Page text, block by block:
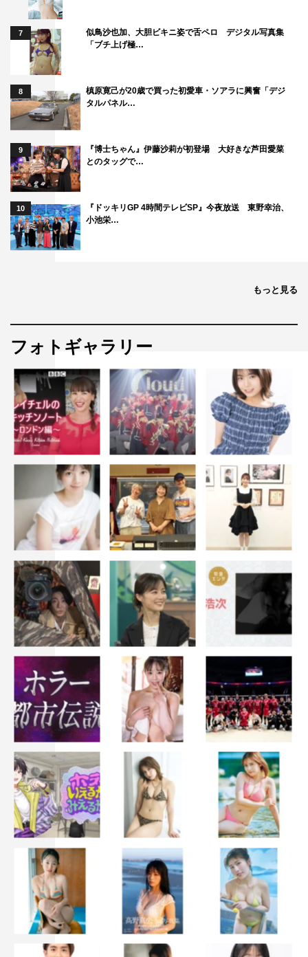
7
似鳥沙也加、大胆ビキニ姿で舌ペロ デジタル写真集
「ブチ上げ極…
8
槙原寛己が20歳で買った初愛車・ソアラに興奮「デジ
タルパネル…
9
『博士ちゃん』伊藤沙莉が初登場 大好きな芦田愛菜
とのタッグで…
10
『ドッキリGP 4時間テレビSP』今夜放送 東野幸治、
小池栄…
もっと見る
フォトギャラリー